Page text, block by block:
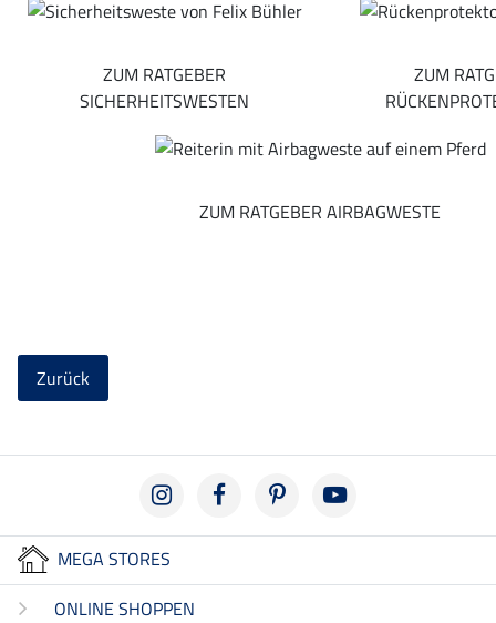
ZUM RATGEBER
SICHERHEITSWESTEN
ZUM
ZUM RATGEBER AIRBAGWESTE
Zurück
MEGA STORES
ONLINE SHOPPEN